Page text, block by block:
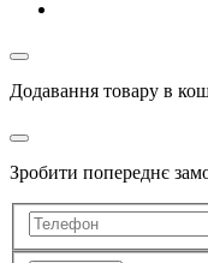
Додавання товару в
Зробити попереднє